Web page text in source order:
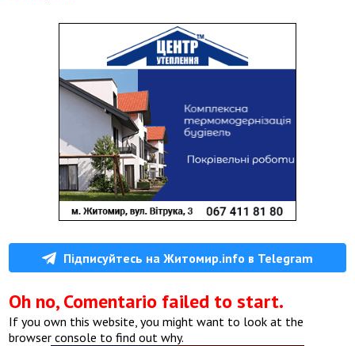
Підписуйтесь на Житомир.info в Telegram
Oh no, Comentario failed to start.
If you own this website, you might want to look at the
browser console to find out why.